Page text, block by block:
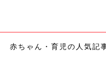
赤ちゃん・育児の人気記